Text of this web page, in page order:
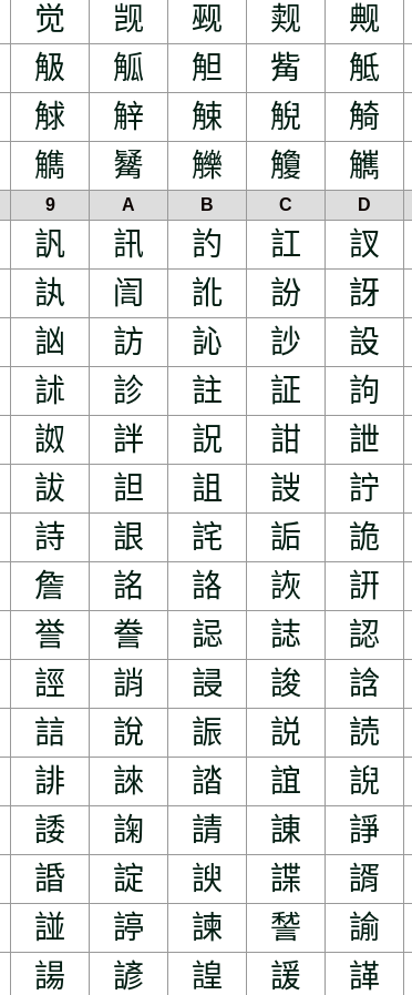
觉 觊 觋 觌 觍
觙 觚 觛 觜 觝
觩 觪 觫 觬 觭
觹 觺 觻 觼 觽
9 A B C D
訉 訊 訋 訌 訍
訙 訚 訛 訜 訝
訩 訪 訫 訬 設
訹 診 註 証 訽
詉 詊 詋 詌 詍
詙 詚 詛 詜 詝
詩 詪 詫 詬 詭
詹 詺 詻 詼 詽
誉 誊 誋 誌 認
誙 誚 誛 誜 誝
誩 說 誫 説 読
誹 誺 誻 誼 誽
諉 諊 請 諌 諍
諙 諚 諛 諜 諝
諩 諪 諫 諬 諭
諹 諺 諻 諼 諽